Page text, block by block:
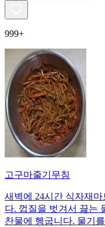
999+
고구마줄기무침
새벽에 24시간 식자재
다. 껍질을 벗겨서 끓는
찬물에 헹굽니다. 물기